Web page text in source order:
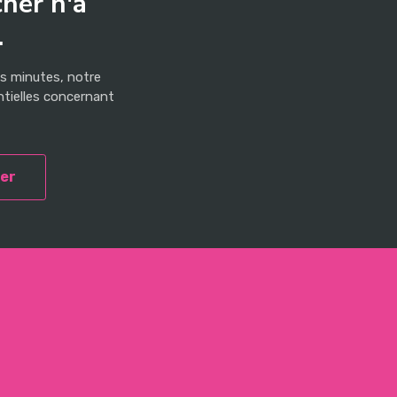
minutes, notre
concernant